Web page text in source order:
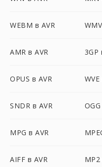
WEBM в AVR
AMR в AVR 3GP
OPUS в AVR WVE
SNDR в AVR
MPG в AVR
AIFF в AVR MP2